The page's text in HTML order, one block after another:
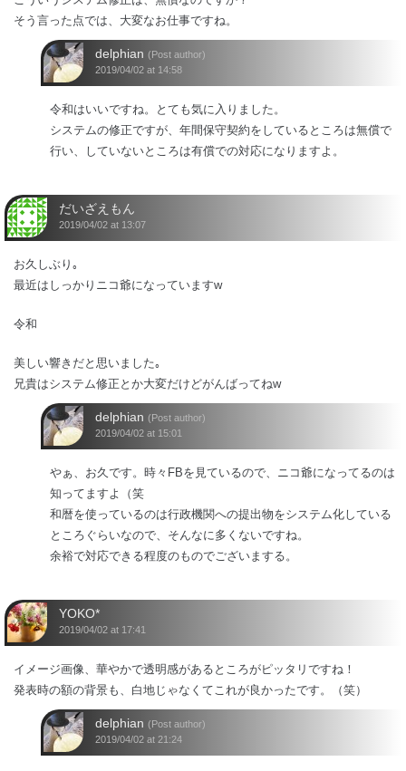
そう言った点では、大変なお仕事ですね。
delphian (Post author)
2019/04/02 at 14:58
令和はいいですね。とても気に入りました。
システムの修正ですが、年間保守契約をしているところは無償で
行い、していないところは有償での対応になりますよ。
だいざえもん
2019/04/02 at 13:07
お久しぶり｡
最近はしっかりニコ爺になっていますw
令和
美しい響きだと思いました｡
兄貴はシステム修正とか大変だけどがんばってねw
delphian (Post author)
2019/04/02 at 15:01
やぁ、お久です。時々FBを見ているので、ニコ爺になってるのは
知ってますよ（笑
和暦を使っているのは行政機関への提出物をシステム化している
ところぐらいなので、そんなに多くないですね。
余裕で対応できる程度のものでございまする。
YOKO*
2019/04/02 at 17:41
イメージ画像、華やかで透明感があるところがピッタリですね！
発表時の額の背景も、白地じゃなくてこれが良かったです。（笑）
delphian (Post author)
2019/04/02 at 21:24